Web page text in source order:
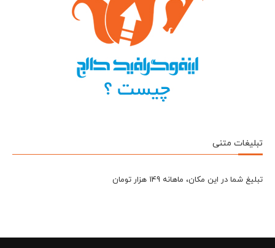
تبلیغات متنی
تبلیغ شما در این مکان، ماهانه 149 هزار تومان